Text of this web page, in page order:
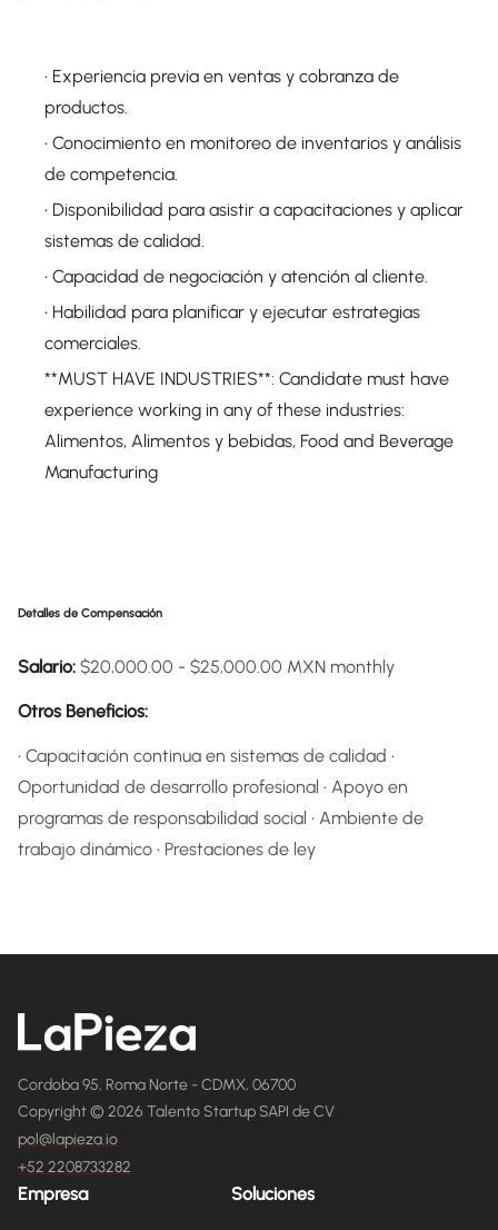
• Experiencia previa en ventas y cobranza de
productos.
• Conocimiento en monitoreo de inventarios y análisis
de competencia.
• Disponibilidad para asistir a capacitaciones y aplicar
sistemas de calidad.
• Capacidad de negociación y atención al cliente.
• Habilidad para planificar y ejecutar estrategias
comerciales.
**MUST HAVE INDUSTRIES**: Candidate must have
experience working in any of these industries:
Alimentos, Alimentos y bebidas, Food and Beverage
Manufacturing
Detalles de Compensación
Salario: $20,000.00 - $25,000.00 MXN monthly
Otros Beneficios:
• Capacitación continua en sistemas de calidad •
Oportunidad de desarrollo profesional • Apoyo en
programas de responsabilidad social • Ambiente de
trabajo dinámico • Prestaciones de ley
Cordoba 95, Roma Norte - CDMX, 06700
Copyright © 2026 Talento Startup SAPI de CV
pol@lapieza.io
+52 2208733282
Empresa Soluciones